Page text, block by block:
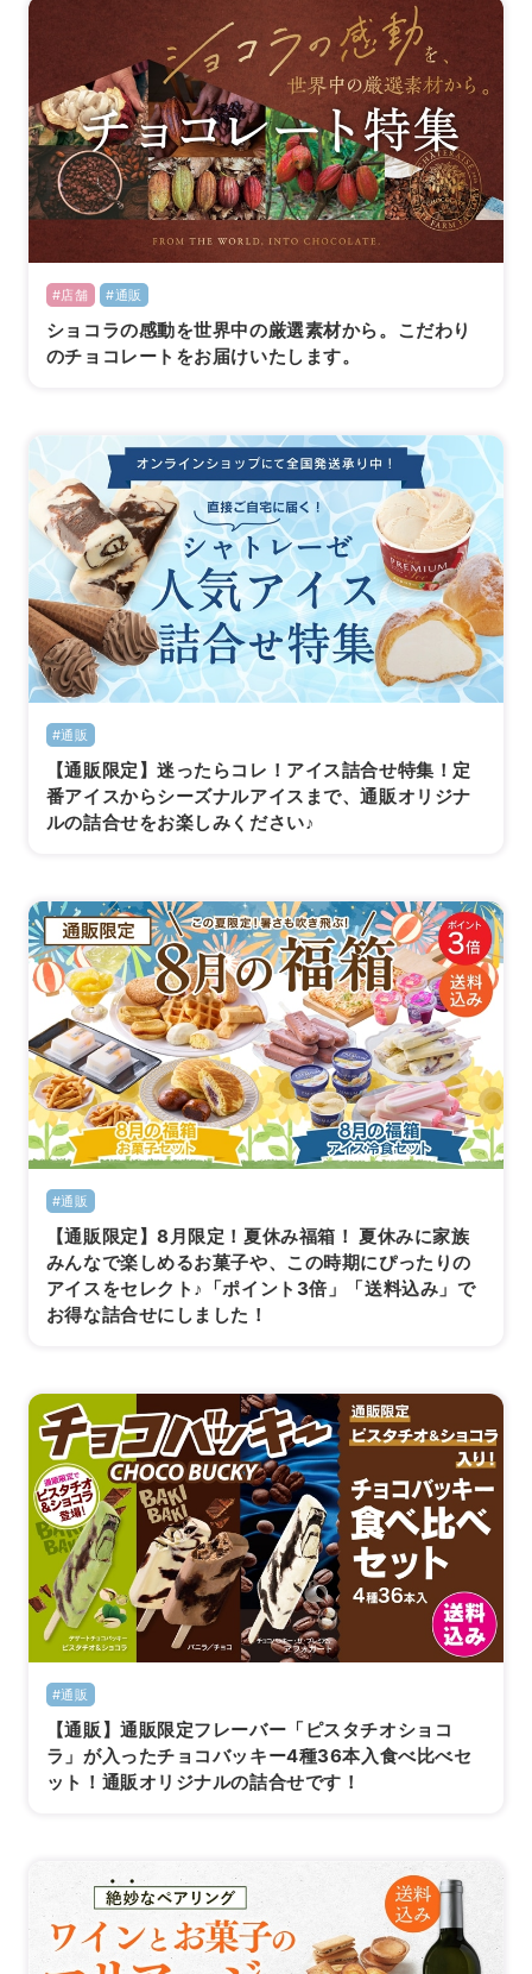
#店舗 #通販
ショコラの感動を世界中の厳選素材から。こだわり
のチョコレートをお届けいたします。
#通販
【通販限定】迷ったらコレ！アイス詰合せ特集！定
番アイスからシーズナルアイスまで、通販オリジナ
ルの詰合せをお楽しみください♪
#通販
【通販限定】8月限定！夏休み福箱！ 夏休みに家族
みんなで楽しめるお菓子や、この時期にぴったりの
アイスをセレクト♪「ポイント3倍」「送料込み」で
お得な詰合せにしました！
#通販
【通販】通販限定フレーバー「ピスタチオショコ
ラ」が入ったチョコバッキー4種36本入食べ比べセ
ット！通販オリジナルの詰合せです！